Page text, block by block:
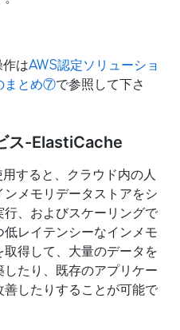
はAWS認定ソリューショ
まとめ⑦で参照して下さ
ス-ElastiCache
すると、クラウド内の人
メモリデータストアをシ
、およびスケーリングで
レイテンシーなインメモ
得して、大量のデータを
たり、既存のアプリケー
したりすることが可能で